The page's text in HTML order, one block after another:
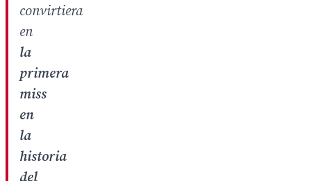
convirtiera
en
la
primera
miss
en
la
historia